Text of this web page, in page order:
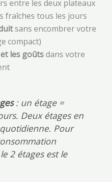
entre les deux plateaux
fraîches tous les jours
sans encombrer votre
compact)
les goûtsdans votre
: un étage =
Deux étages en
Pour
2 étages est le